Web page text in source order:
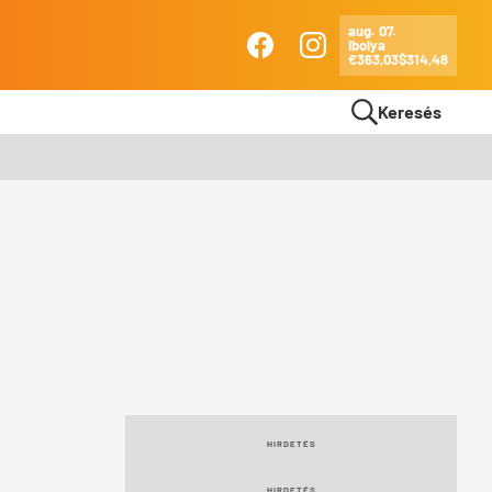
FacebookInstagram
Ma
aug. 07.
Ibolya
€363,03$314,48
Keresés
HIRDETÉS
HIRDETÉS